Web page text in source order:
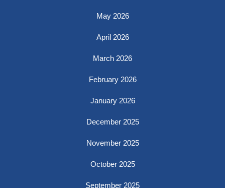
May 2026
April 2026
March 2026
February 2026
January 2026
December 2025
November 2025
October 2025
September 2025